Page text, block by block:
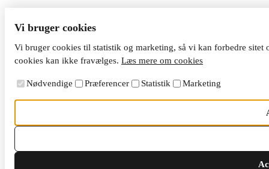
Vi bruger cookies
Vi bruger cookies til statistik og marketing, så vi kan forbedre
cookies kan ikke fravælges. Læs mere om cookies
Nødvendige Præferencer Statistik Marketing